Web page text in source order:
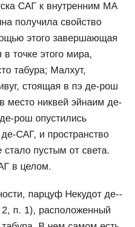
САГ к внутренним МА
получила свой­ство
этого завершающая
точке этого мира,
табура; Малхут,
стоящая в пэ де-рош
место никвей эйнаим де-
рош опустились
­САГ, и пространство
стало пустым от света.
в целом.
парцуф Некудот де-­
п. 1), расположенный